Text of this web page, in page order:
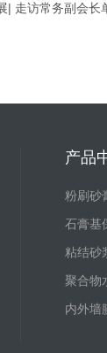
| 走访常务副会
产品
粉刷砂
石膏基
粘结砂
聚合物
内外墙